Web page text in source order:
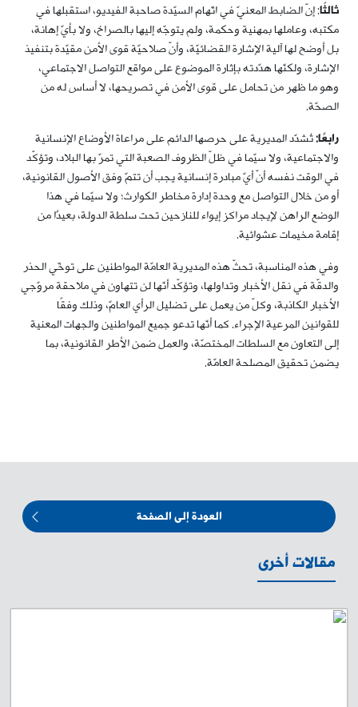
ثالثًا: إنّ الضابط المعنيّ في اتّهام السيّدة صاحبة الفيديو، استقبلها في
مكتبه، وعاملها بمهنية وحكمة، ولم يتوجّه إليها بالصراخ، ولا بأيّ إهانة،
بل أوضح لها آلية الإشارة القضائيّة، وأنّ صلاحيّة قوى الأمن مقيّدة بتنفيذ
الإشارة، ولكنّها هدّدته بإثارة الموضوع على مواقع التواصل الاجتماعي،
وهو ما ظهر من تحامل على قوى الأمن في تصريحها، لا أساس له من
الصحّة.
رابعًا:تُشدّد المديرية على حرصها الدائم على مراعاة الأوضاع الإنسانية
والاجتماعية، ولا سيّما في ظلّ الظروف الصعبة التي تمرّ بها البلاد، وتؤكّد
في الوقت نفسه أنّ أيّ مبادرة إنسانية يجب أن تتمّ وفق الأصول القانونية،
أو من خلال التواصل مع وحدة إدارة مخاطر الكوارث؛ ولا سيّما في هذا
الوضع الراهن لإيجاد مراكز إيواء للنازحين تحت سلطة الدولة، بعيدًا من
إقامة مخيمات عشوائية.
وفي هذه المناسبة، تحثّ هذه المديرية العامّة المواطنين على توخّي الحذر
والدقّة في نقل الأخبار وتداولها، وتؤكّد أنّها لن تتهاون في ملاحقة مروّجي
الأخبار الكاذبة، وكلّ من يعمل على تضليل الرأي العامّ، وذلك وفقًا
للقوانين المرعية الإجراء. كما أنّها تدعو جميع المواطنين والجهات المعنية
إلى التعاون مع السلطات المختصّة، والعمل ضمن الأطر القانونية، بما
يضمن تحقيق المصلحة العامّة.
مقالات أخرى
العودة إلى الصفحة